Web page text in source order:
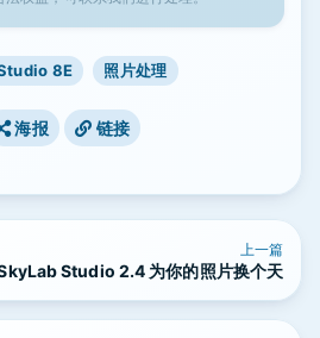
8E 照片处理
海报 链接
上一篇
Studio 2.4 为你的照片换个天